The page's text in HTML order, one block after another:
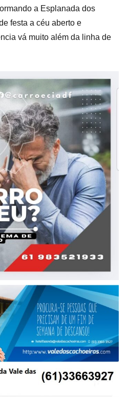
a Esplanada dos
festa a céu aberto e
vá muito além da linha de